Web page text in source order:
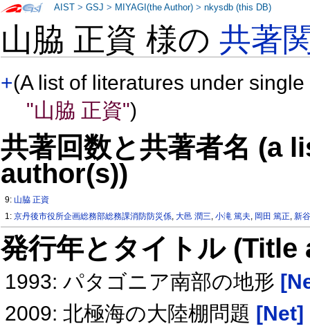
山脇 正資 様の共著
+(A list of literatures under
"山脇 正資")
共著回数と共著者名 (a
author(s))
9: 山脇 正資
1:京丹後市役所企画総務部総務課消防防災係,大邑 潤三,小滝 篤夫, 岡田 篤正,新
発行年とタイトル
1993: パタゴニア南部の地形
2009: 北極海の大陸棚問題 [Net]
AIST >GSJ > MIYAGI(the Author) >nkysdb (this DB)